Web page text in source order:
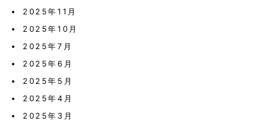
2025年11月
2025年10月
2025年7月
2025年6月
2025年5月
2025年4月
2025年3月